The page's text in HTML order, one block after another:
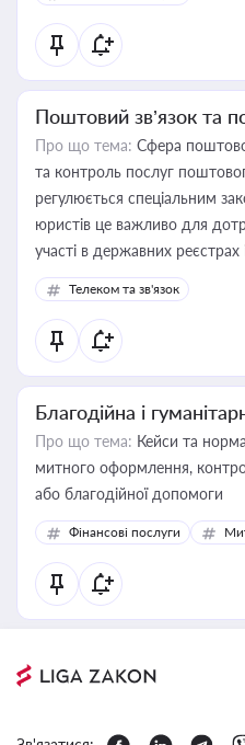
Поштовий зв’язок та
Про що тема: Сфера
та контроль послуг
регулюється спеціальним
юристів це важливо для
участі в державних реєстрах
споживачів.
Телеком та зв'язок
Благодійна і
Про що тема: Кейси та
митного оформлення,
або благодійної допомоги
Фінансові послуги